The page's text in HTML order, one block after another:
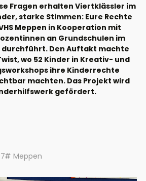
Fragen erhalten Viertklässler im
starke Stimmen: Eure Rechte
Meppen in Kooperation mit
an Grundschulen im
durchführt. Den Auftakt machte
wo 52 Kinder in Kreativ- und
ihre Kinderrechte
machten. Das Projekt wird
gefördert.
Meppen